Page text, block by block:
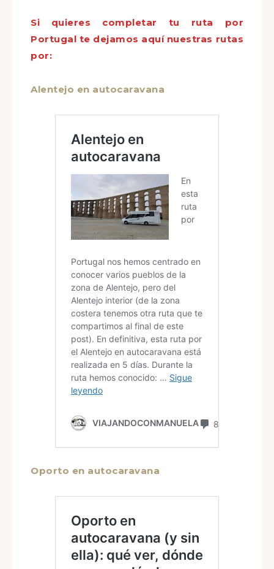
Si quieres completar tu ruta por
Portugal te dejamos aquí nuestras rutas
por:
Alentejo en autocaravana
Oporto en autocaravana